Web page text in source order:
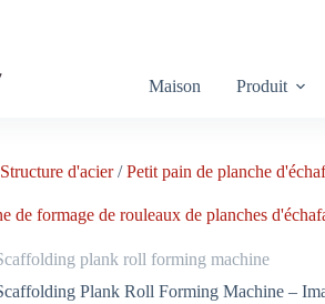
Maison Produit
Structure d'acier/Petit pain de planche